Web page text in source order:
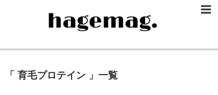
「 育毛プロテイン 」一覧